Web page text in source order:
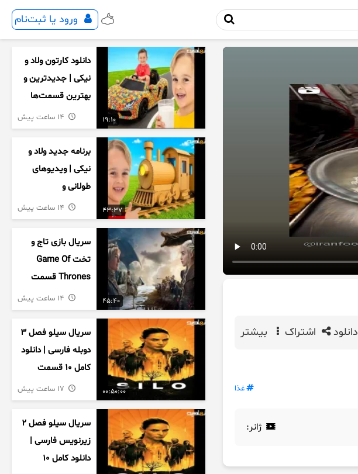
ورود یا ثبت‌نام
دانلود اشتراک بیشتر
غذا
ژانر:
19:10
دانلود کارتون ولاد و
نیکی | جدیدترین و
بهترین قسمت‌ها
43:37
برنامه جدید ولاد و
نیکی | ویدیوهای
طولانی و
سرگرم‌کننده کودکان
45:40
سریال بازی تاج و
تخت Game Of
Thrones قسمت
دوم فصل اول
زیرنویس فارسی
00:50:00
سریال سیلو فصل ۳
دوبله فارسی | دانلود
کامل ۱۰ قسمت
سریال سیلو فصل ۲
زیرنویس فارسی |
دانلود کامل ۱۰